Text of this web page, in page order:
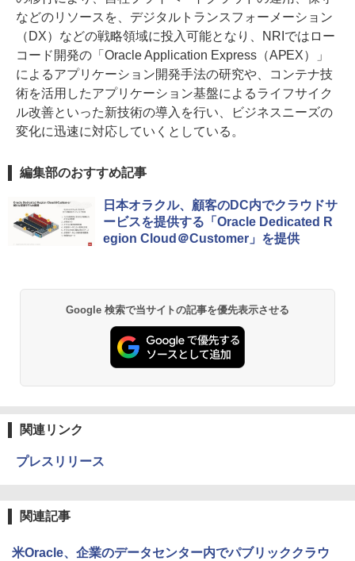
などのリソースを、デジタルトランスフォーメーション
（DX）などの戦略領域に投入可能となり、NRIではロー
コード開発の「Oracle Application Express（APEX）」
によるアプリケーション開発手法の研究や、コンテナ技
術を活用したアプリケーション基盤によるライフサイク
ル改善といった新技術の導入を行い、ビジネスニーズの
変化に迅速に対応していくとしている。
編集部のおすすめ記事
日本オラクル、顧客のDC内でクラウドサ
ービスを提供する「Oracle Dedicated R
egion Cloud＠Customer」を提供
Google 検索で当サイトの記事を優先表示させる
関連リンク
プレスリリース
関連記事
米Oracle、企業のデータセンター内でパブリッククラウ